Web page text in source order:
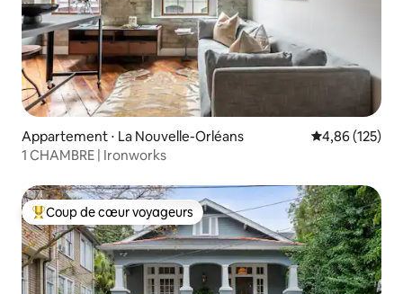
Appartement ⋅ La Nouvelle-Orléans Évaluation
4,86 (125)
1 CHAMBRE | Ironworks
Coups de cœur voyageurs les plus appréciés
Coup de cœur voyageurs